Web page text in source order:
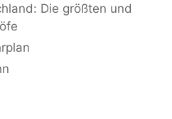
Die größten und